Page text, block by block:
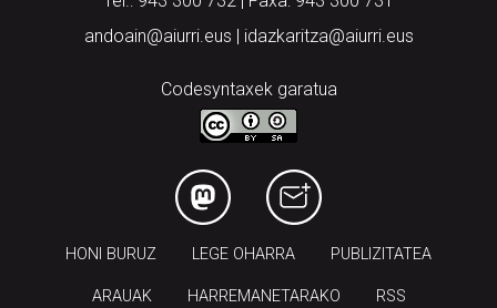
andoain@aiurri.eus | idazkaritza@aiurri.eus
Codesyntaxek garatua
HONI BURUZ LEGE OHARRA PUBLIZITATEA
ARAUAK HARREMANETARAKO RSS